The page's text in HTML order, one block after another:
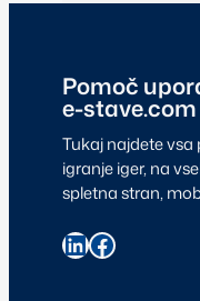
Pomoč
e-stave.com
Tukaj najdete vsa
igranje iger, na
spletna stran,